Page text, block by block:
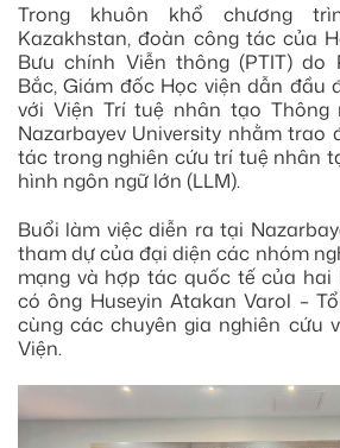
Trong khuôn khổ chương
Kazakhstan, đoàn công tác của
Bưu chính Viễn thông (PTIT) do
Bắc, Giám đốc Học viện dẫn đầu
với Viện Trí tuệ nhân tạo Thông
Nazarbayev University nhằm trao
tác trong nghiên cứu trí tuệ nhân
hình ngôn ngữ lớn (LLM).
Buổi làm việc diễn ra tại
tham dự của đại diện các nhóm
mạng và hợp tác quốc tế của hai
có ông Huseyin Atakan Varol –
cùng các chuyên gia nghiên cứu
Viện.